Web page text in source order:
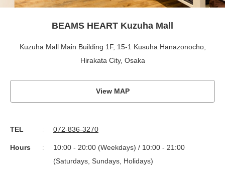
BEAMS HEART Kuzuha Mall
Kuzuha Mall Main Building 1F, 15-1 Kusuha Hanazonocho,
Hirakata City, Osaka
View MAP
TEL 072-836-3270
Hours
10:00 - 20:00 (Weekdays) / 10:00 - 21:00
(Saturdays, Sundays, Holidays)